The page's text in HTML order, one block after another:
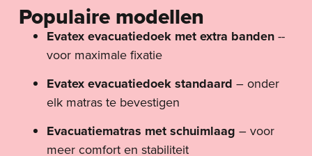
Populaire modellen
Evatex evacuatiedoek met extra banden--
voor maximale fixatie
Evatex evacuatiedoek standaard – onder
elk matras te bevestigen
Evacuatiematras met schuimlaag – voor
meer comfort en stabiliteit